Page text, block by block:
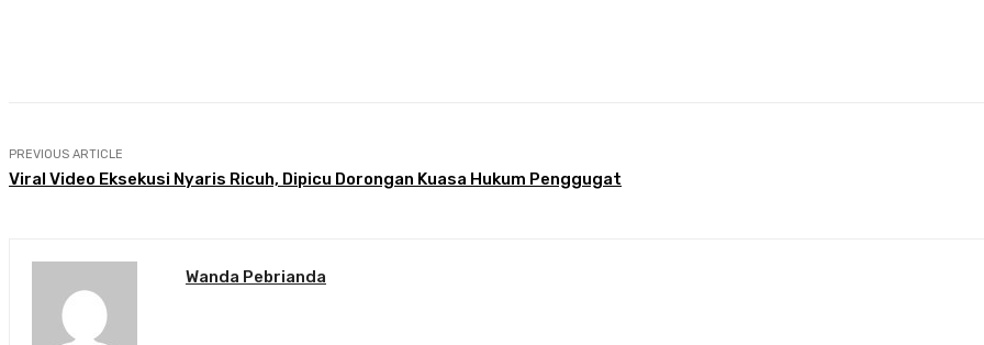
PREVIOUS ARTICLE
Viral Video Eksekusi Nyaris Ricuh, Dipicu Dorongan Kuasa Hukum Penggugat
Wanda Pebrianda